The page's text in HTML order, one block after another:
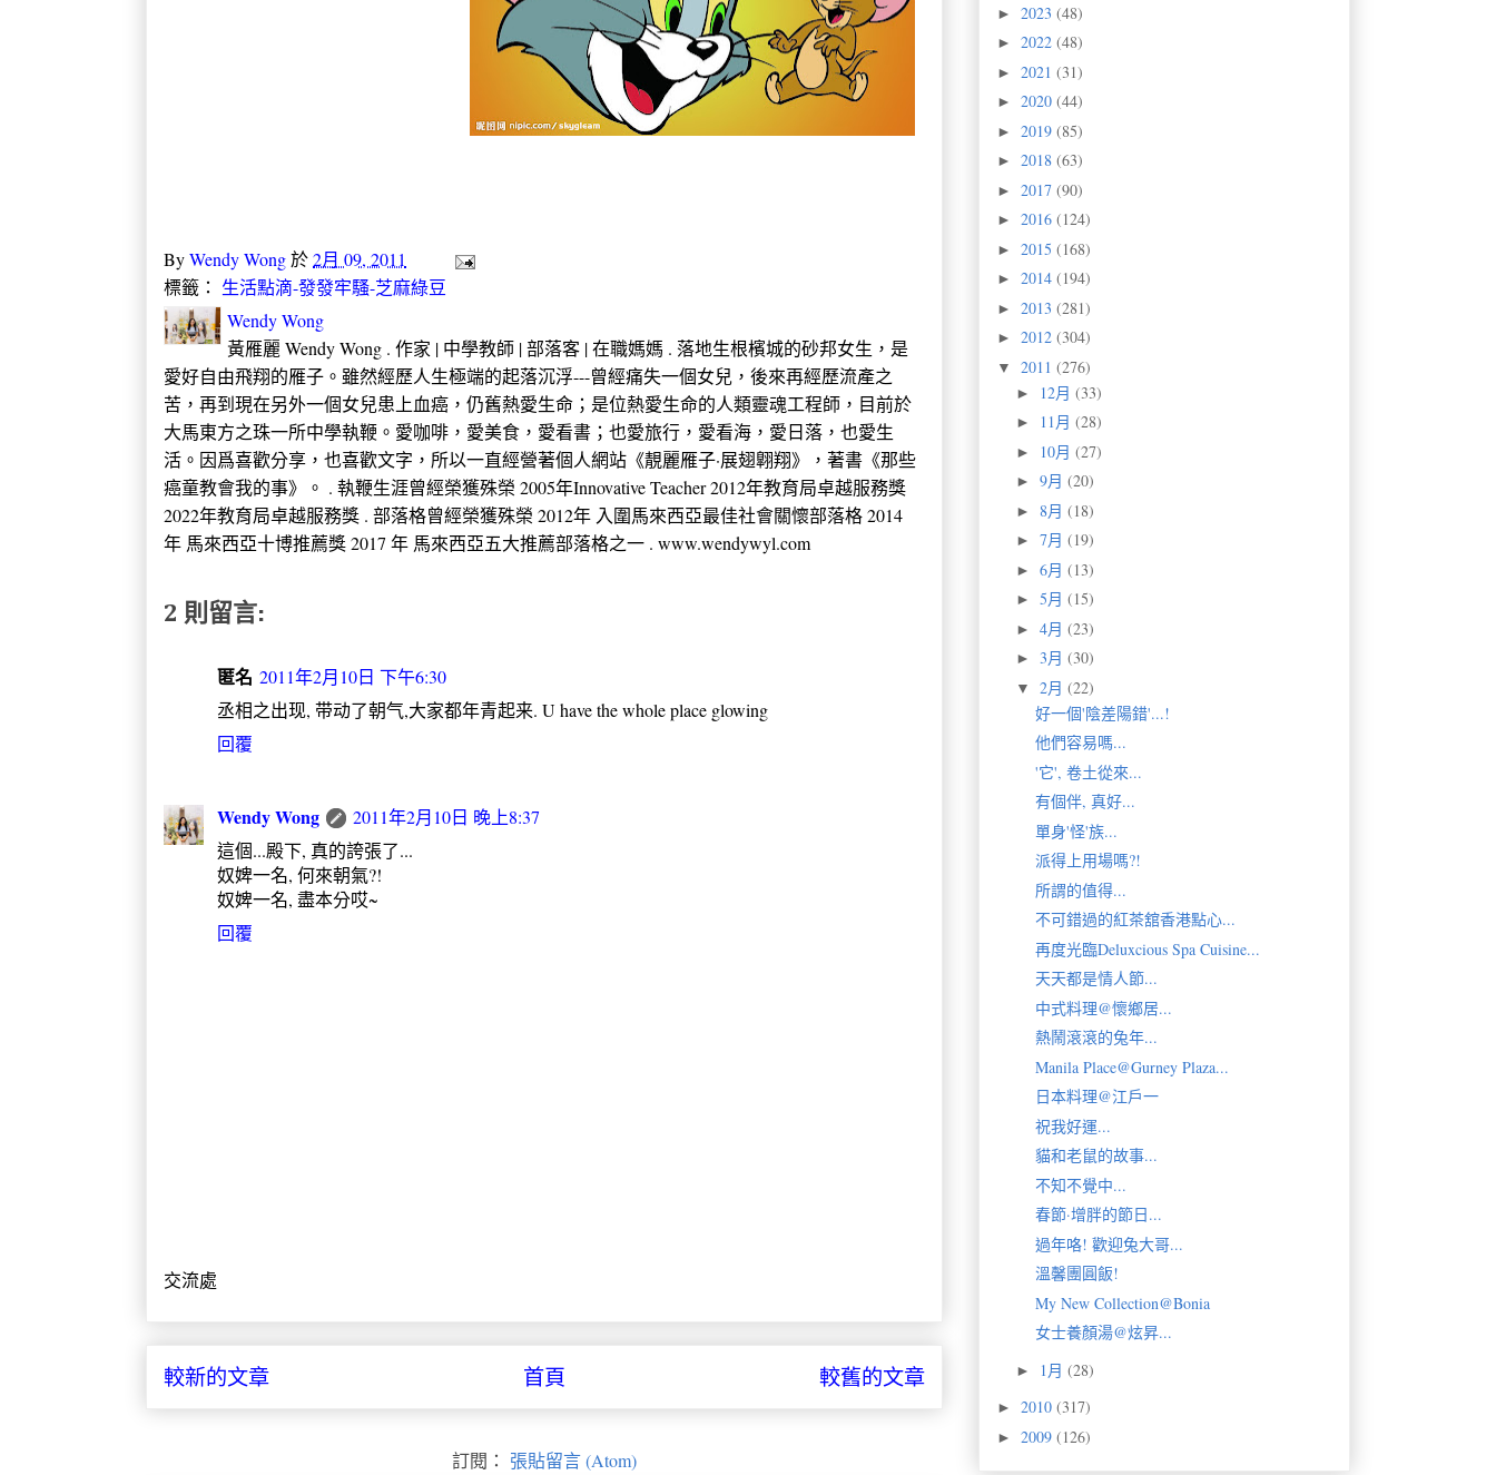
ByWendy Wong於2月 09, 2011
標籤： 生活點滴-發發牢騷-芝麻綠豆
Wendy Wong
黃雁麗 Wendy Wong . 作家 | 中學教師 | 部落客 | 在職媽媽 . 落地生根檳城的砂邦女生，是
愛好自由飛翔的雁子。雖然經歷人生極端的起落沉浮---曾經痛失一個女兒，後來再經歷流產之
苦，再到現在另外一個女兒患上血癌，仍舊熱愛生命；是位熱愛生命的人類靈魂工程師，目前於
大馬東方之珠一所中學執鞭。愛咖啡，愛美食，愛看書；也愛旅行，愛看海，愛日落，也愛生
活。因爲喜歡分享，也喜歡文字，所以一直經營著個人網站《靚麗雁子·展翅翺翔》，著書《那些
癌童教會我的事》。 . 執鞭生涯曾經榮獲殊榮 2005年Innovative Teacher 2012年教育局卓越服務獎
2022年教育局卓越服務獎 . 部落格曾經榮獲殊榮 2012年 入圍馬來西亞最佳社會關懷部落格 2014
年 馬來西亞十博推薦獎 2017 年 馬來西亞五大推薦部落格之一 . www.wendywyl.com
2 則留言:
匿名 2011年2月10日 下午6:30
丞相之出现, 带动了朝气,大家都年青起来. U have the whole place glowing
回覆
Wendy Wong
2011年2月10日 晚上8:37
這個...殿下, 真的誇張了...
奴婢一名, 何來朝氣?!
奴婢一名, 盡本分哎~
回覆
交流處
較新的文章 較舊的文章
首頁
訂閱： 張貼留言 (Atom)
► 2023 (48)
► 2022 (48)
► 2021 (31)
► 2020 (44)
► 2019 (85)
► 2018 (63)
► 2017 (90)
► 2016 (124)
► 2015 (168)
► 2014 (194)
► 2013 (281)
► 2012 (304)
▼ 2011 (276)
► 12月 (33)
► 11月 (28)
► 10月 (27)
► 9月 (20)
► 8月 (18)
► 7月 (19)
► 6月 (13)
► 5月 (15)
► 4月 (23)
► 3月 (30)
▼ 2月 (22)
好一個'陰差陽錯'...!
他們容易嗎...
'它', 卷土從來...
有個伴, 真好...
單身'怪'族...
派得上用場嗎?!
所謂的值得...
不可錯過的紅茶舘香港點心...
再度光臨Deluxcious Spa Cuisine...
天天都是情人節...
中式料理@懷鄉居...
熱鬧滾滾的兔年...
Manila Place@Gurney Plaza...
日本料理@江戶一
祝我好運...
貓和老鼠的故事...
不知不覺中...
春節·增胖的節日...
過年咯! 歡迎兔大哥...
溫馨團圓飯!
My New Collection@Bonia
女士養顏湯@炫昇...
► 1月 (28)
► 2010 (317)
► 2009 (126)